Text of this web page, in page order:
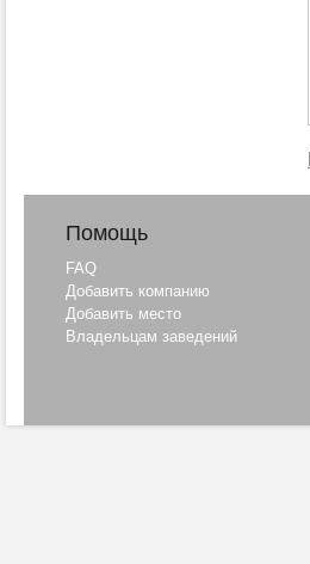
Помощь
FAQ
Добавить компанию
Добавить место
Владельцам заведений